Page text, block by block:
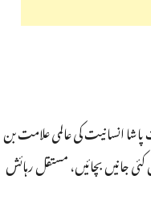
انسانیت کی عالمی علامت بن
کئی جانیں بچائیں، مستقل رہائش